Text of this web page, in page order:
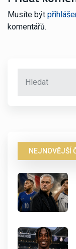
Musíte být
komentářů.
NEJNOVĚJŠÍ